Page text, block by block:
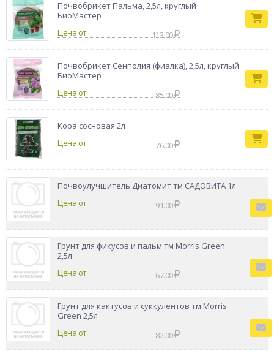
Почвобрикет Пальма, 2,5л, круглый
БиоМастер
Цена от
113.00
Почвобрикет Сенполия (фиалка), 2,5л, круглый
БиоМастер
Цена от
85.00
Кора сосновая 2л
Цена от
76.00
Почвоулучшитель Диатомит тм САДОВИТА 1л
Цена от
91.00
Грунт для фикусов и пальм тм Мorris Green
2,5л
Цена от
67.00
Грунт для кактусов и суккулентов тм Мorris
Green 2,5л
Цена от
82.00